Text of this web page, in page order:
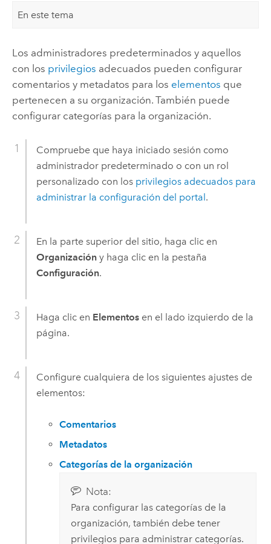
En este tema
Los administradores predeterminados y aquellos
con los privilegios adecuados pueden configurar
comentarios y metadatos para los elementos que
pertenecen a su organización. También puede
configurar categorías para la organización.
Compruebe que haya iniciado sesión como
administrador predeterminado o con un rol
personalizado con los privilegios adecuados para
administrar la configuración del portal.
En la parte superior del sitio, haga clic en
Organizacióny haga clic en la pestaña
Configuración.
Haga clic en Elementosen el lado izquierdo de la
página.
Configure cualquiera de los siguientes ajustes de
elementos:
Comentarios
Metadatos
Categorías de la organización
Nota:
Para configurar las categorías de la
organización, también debe tener
privilegios para administrar categorías.